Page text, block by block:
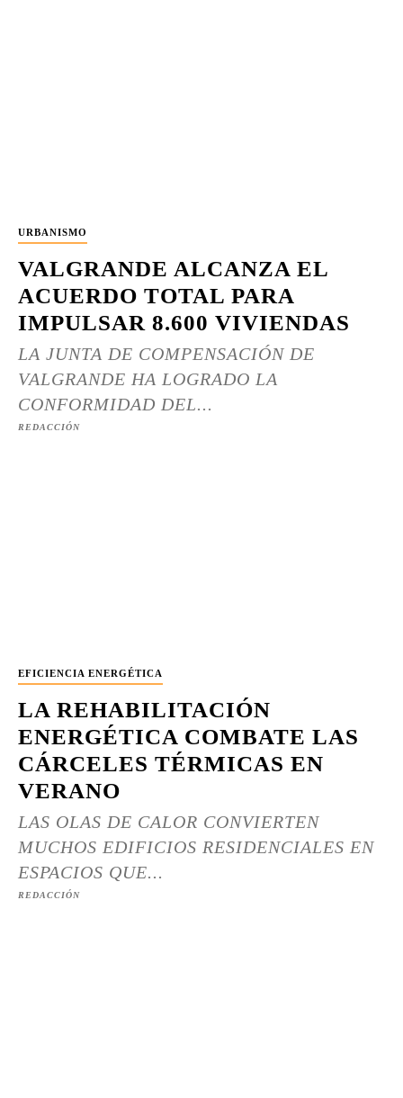
URBANISMO
VALGRANDE ALCANZA EL
ACUERDO TOTAL PARA
IMPULSAR 8.600 VIVIENDAS
LA JUNTA DE COMPENSACIÓN DE
VALGRANDE HA LOGRADO LA
CONFORMIDAD DEL...
REDACCIÓN
EFICIENCIA ENERGÉTICA
LA REHABILITACIÓN
ENERGÉTICA COMBATE LAS
CÁRCELES TÉRMICAS EN
VERANO
LAS OLAS DE CALOR CONVIERTEN
MUCHOS EDIFICIOS RESIDENCIALES EN
ESPACIOS QUE...
REDACCIÓN